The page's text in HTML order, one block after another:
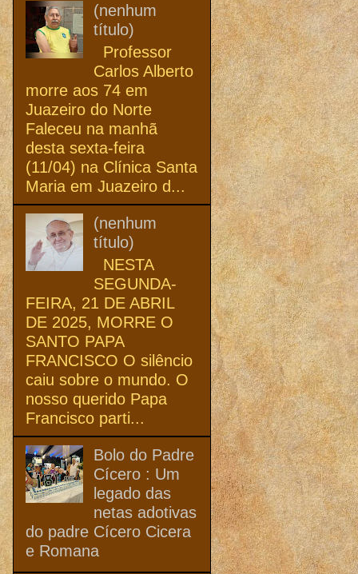
(nenhum
título)
Professor
Carlos Alberto
morre aos 74 em
Juazeiro do Norte
Faleceu na manhã
desta sexta-feira
(11/04) na Clínica Santa
Maria em Juazeiro d...
(nenhum
título)
NESTA
SEGUNDA-
FEIRA, 21 DE ABRIL
DE 2025, MORRE O
SANTO PAPA
FRANCISCO O silêncio
caiu sobre o mundo. O
nosso querido Papa
Francisco parti...
Bolo do Padre
Cícero : Um
legado das
netas adotivas
do padre Cícero Cicera
e Romana